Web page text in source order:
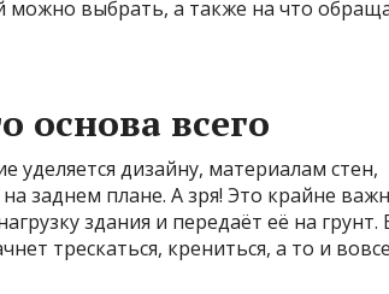
можно выбрать, а также на что
основа всего
дизайну, материалам стен,
заднем плане. А зря! Это крайне
здания и передаёт её на грунт.
трескаться, крениться, а то и вовсе